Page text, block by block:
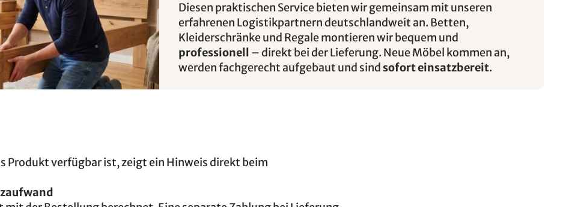
Diesen praktischen Service bieten wir gemeinsam mit unseren
erfahrenen Logistikpartnern deutschlandweit an. Betten,
Kleiderschränke und Regale montieren wir bequem und
professionell – direkt bei der Lieferung. Neue Möbel kommen an,
werden fachgerecht aufgebaut und sind sofort einsatzbereit.
Produkt verfügbar ist, zeigt ein Hinweis direkt beim